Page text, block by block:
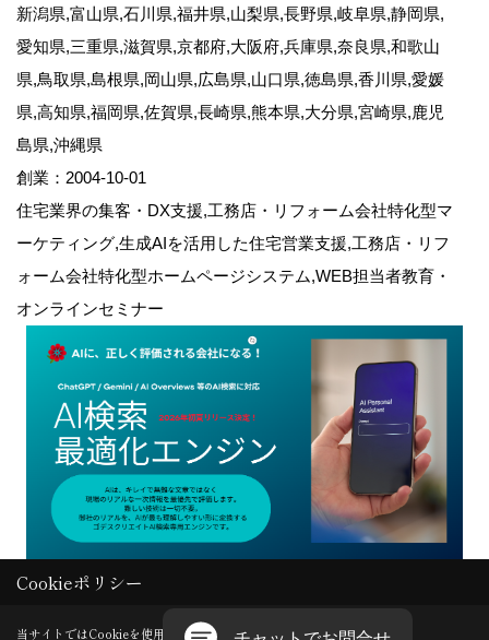
新潟県,富山県,石川県,福井県,山梨県,長野県,岐阜県,静岡県,
愛知県,三重県,滋賀県,京都府,大阪府,兵庫県,奈良県,和歌山
県,鳥取県,島根県,岡山県,広島県,山口県,徳島県,香川県,愛媛
県,高知県,福岡県,佐賀県,長崎県,熊本県,大分県,宮崎県,鹿児
島県,沖縄県
創業：2004-10-01
住宅業界の集客・DX支援,工務店・リフォーム会社特化型マ
ーケティング,生成AIを活用した住宅営業支援,工務店・リフ
ォーム会社特化型ホームページシステム,WEB担当者教育・
オンラインセミナー
Copyright (c) GODDESS CREATE. All Rights Reserved.
Cookieポリシー
当サイトではCookieを使用します。